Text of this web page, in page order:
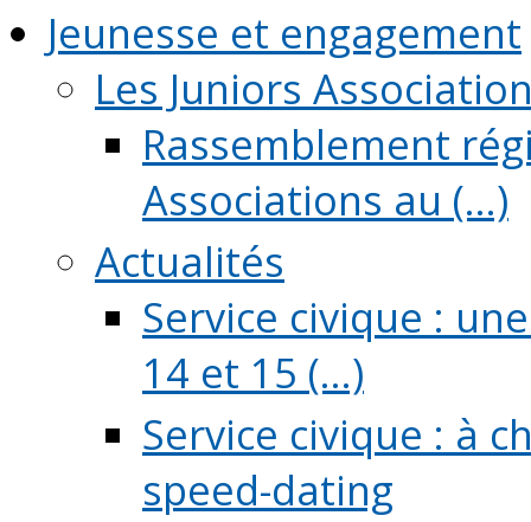
Jeunesse et engagement
Les Juniors
Rassemblement
Associations au (...)
Actualités
Service civique :
14 et 15 (...)
Service civique : à
speed-dating